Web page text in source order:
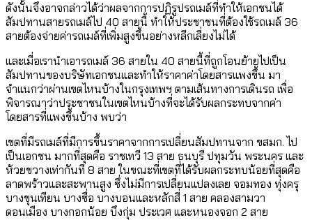
ดังนั้นจึงอาจกล่าวได้ว่าผลจากการปฏิรูปรถเมล์ที่ทำให้เอกชนได้
สัมปทานสายรถเมล์ไป 40 สายนี้ ทำให้ประชาชนที่ต้องใช้รถเมล์ 36
สายต้องจ่ายค่ารถเมล์ที่เพิ่มสูงขึ้นอย่างหลีกเลี่ยงไม่ได้
และเมื่อเรานำเอารถเมล์ 36 สายใน 40 สายนี้ที่ถูกโอนย้ายไปเป็น
สัมปทานของบริษัทเอกชนและทำให้ราคาค่าโดยสารแพงขึ้น มา
จำแนกว่าผ่านเขตไหนบ้างในกรุงเทพฯ ตามเส้นทางการเดินรถ เพื่อ
พิจารณาว่าประชาชนในเขตไหนบ้างที่จะได้รับผลกระทบจากค่า
โดยสารที่แพงขึ้นบ้าง พบว่า
เขตที่มีรถเมล์ที่มีการขึ้นราคาจากการเปลี่ยนสัมปทานจาก ขสมก. ไป
เป็นเอกชน มากที่สุดคือ ราชเทวี 13 สาย ธนบุรี ปทุมวัน พระนคร และ
ห้วยขวางเท่ากันที่ 8 สาย ในขณะที่เขตที่ได้รับผลกระทบน้อยที่สุดคือ
ลาดพร้าวและสะพานสูง ซึ่งไม่มีการเปลี่ยนแปลงเลย จอมทอง ทุ่งครุ
บางขุนเทียน บางซื่อ บางบอนและหลักสี่ 1 สาย คลองสามวา
ดอนเมือง บางกอกน้อย บึงกุ่ม ประเวศ และหนองจอก 2 สาย